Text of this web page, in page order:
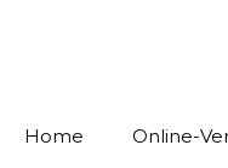
Home Online-